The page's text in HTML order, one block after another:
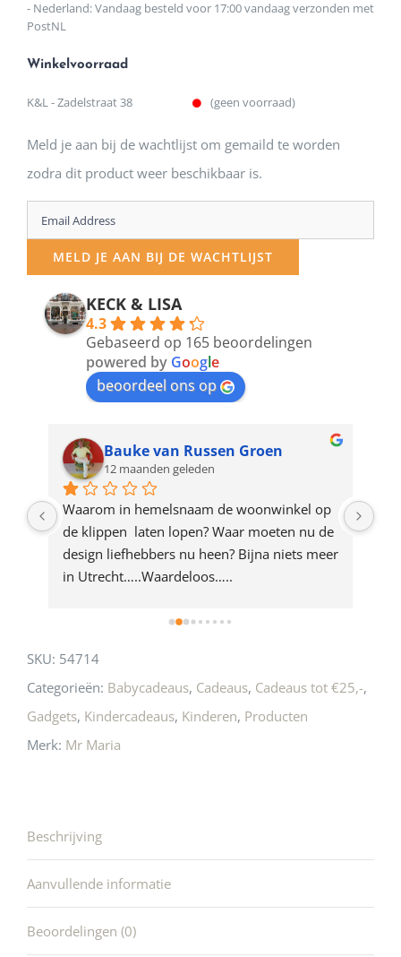
- Nederland: Vandaag besteld voor 17:00 vandaag verzonden met
PostNL
Winkelvoorraad
K&L - Zadelstraat 38 (geen voorraad)
Meld je aan bij de wachtlijst om gemaild te worden
zodra dit product weer beschikbaar is.
Enter
your
email
address
product
MELD JE AAN BIJ DE WACHTLIJST
KECK & LISA
4.3
Gebaseerd op 165 beoordelingen
powered by Google
beoordeel ons op
Bauke van Russen Groen
12 maanden geleden
Waarom in hemelsnaam de woonwinkel op
de klippen  laten lopen? Waar moeten nu de
design liefhebbers nu heen? Bijna niets meer
in Utrecht…..Waardeloos…..
SKU: 54714
Categorieën: Babycadeaus, Cadeaus, Cadeaus tot €25,-,
Gadgets, Kindercadeaus, Kinderen, Producten
Merk: Mr Maria
Beschrijving
Aanvullende informatie
Beoordelingen (0)